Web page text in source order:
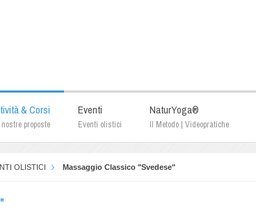
& Corsi
nostre proposte
Eventi
Eventi olistici
NaturYoga®
Il Metodo | Videopratiche
OLISTICI Massaggio Classico "Svedese"